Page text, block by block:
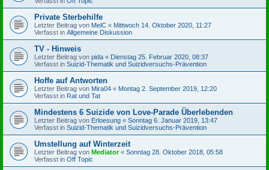
Private Sterbehilfe
Letzter Beitrag von MelC « Mittwoch 14. Oktober 2020, 11:27
Verfasst in Allgemeine Diskussion
TV - Hinweis
Letzter Beitrag von pida « Dienstag 25. Februar 2020, 08:37
Verfasst in Suizid-Thematik und Suizidversuchs-Prävention
Hoffe auf Antworten
Letzter Beitrag von Mira04 « Montag 2. September 2019, 12:20
Verfasst in Rat und Tat
Mindestens 6 Suizide von Love-Parade Überlebenden
Letzter Beitrag von Erloesung « Sonntag 6. Januar 2019, 13:47
Verfasst in Suizid-Thematik und Suizidversuchs-Prävention
Umstellung auf Winterzeit
Letzter Beitrag von Mediator« Sonntag 28. Oktober 2018, 05:58
Verfasst in Off Topic